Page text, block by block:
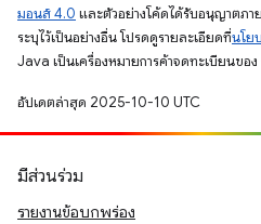
มอนส์ 4.0 และตัวอย่างโค้ดได้รับอนุญาตภา
ระบุไว้เป็นอย่างอื่น โปรดดูรายละเอียดที่นโย
Java เป็นเครื่องหมายการค้าจดทะเบียนข
อัปเดตล่าสุด 2025-10-10 UTC
มีส่วนร่วม
รายงานข้อบกพร่อง